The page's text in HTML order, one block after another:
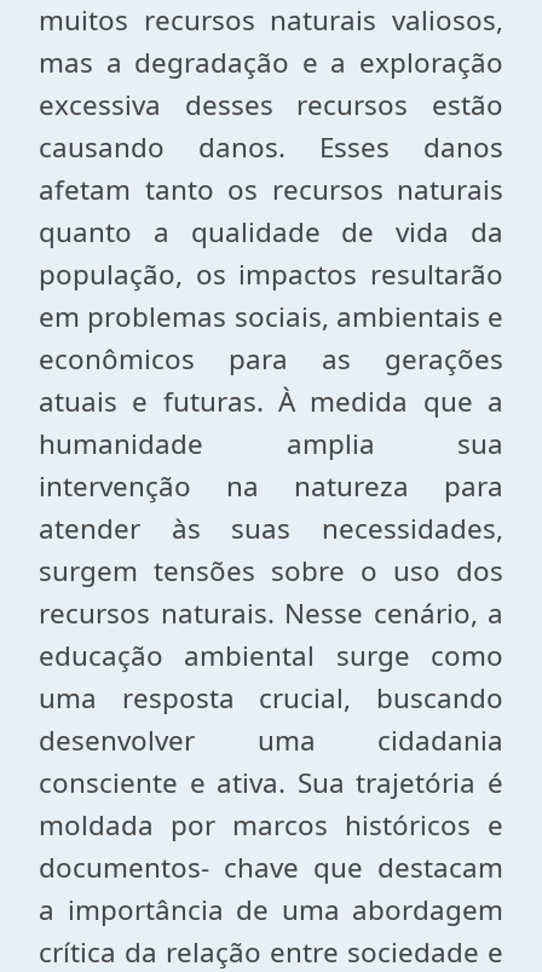
muitos recursos naturais valiosos,
mas a degradação e a exploração
excessiva desses recursos estão
causando danos. Esses danos
afetam tanto os recursos naturais
quanto a qualidade de vida da
população, os impactos resultarão
em problemas sociais, ambientais e
econômicos para as gerações
atuais e futuras. À medida que a
humanidade amplia sua
intervenção na natureza para
atender às suas necessidades,
surgem tensões sobre o uso dos
recursos naturais. Nesse cenário, a
educação ambiental surge como
uma resposta crucial, buscando
desenvolver uma cidadania
consciente e ativa. Sua trajetória é
moldada por marcos históricos e
documentos- chave que destacam
a importância de uma abordagem
crítica da relação entre sociedade e